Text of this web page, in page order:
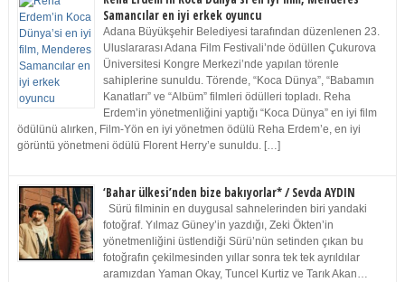
Samancılar en iyi erkek oyuncu
Adana Büyükşehir Belediyesi tarafından düzenlenen 23.
Uluslararası Adana Film Festivali’nde ödüllen Çukurova
Üniversitesi Kongre Merkezi’nde yapılan törenle
sahiplerine sunuldu. Törende, “Koca Dünya”, “Babamın
Kanatları” ve “Albüm” filmleri ödülleri topladı. Reha
Erdem’in yönetmenliğini yaptığı “Koca Dünya” en iyi film
ödülünü alırken, Film-Yön en iyi yönetmen ödülü Reha Erdem’e, en iyi
görüntü yönetmeni ödülü Florent Herry’e sunuldu. […]
‘Bahar ülkesi’nden bize bakıyorlar* / Sevda AYDIN
Sürü filminin en duygusal sahnelerinden biri yandaki
fotoğraf. Yılmaz Güney’in yazdığı, Zeki Ökten’in
yönetmenliğini üstlendiği Sürü’nün setinden çıkan bu
fotoğrafın çekilmesinden yıllar sonra tek tek ayrıldılar
aramızdan Yaman Okay, Tuncel Kurtiz ve Tarık Akan…